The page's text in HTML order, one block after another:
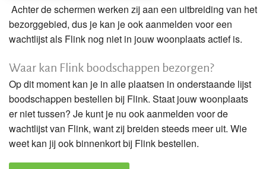
Achter de schermen werken zij aan een uitbreiding van het
bezorggebied, dus je kan je ook aanmelden voor een
wachtlijst als Flink nog niet in jouw woonplaats actief is.
Waar kan Flink boodschappen bezorgen?
Op dit moment kan je in alle plaatsen in onderstaande lijst
boodschappen bestellen bij Flink. Staat jouw woonplaats
er niet tussen? Je kunt je nu ook aanmelden voor de
wachtlijst van Flink, want zij breiden steeds meer uit. Wie
weet kan jij ook binnenkort bij Flink bestellen.